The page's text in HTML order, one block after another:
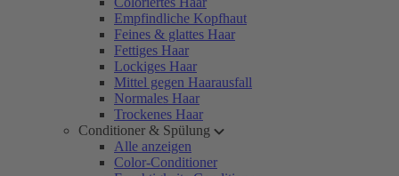
Empfindliche Kopfhaut
Feines & glattes Haar
Fettiges Haar
Lockiges Haar
Mittel gegen Haarausfall
Normales Haar
Trockenes Haar
Conditioner & Spülung
Alle anzeigen
Color-Conditioner